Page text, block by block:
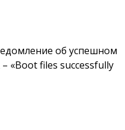
об успешном
«Boot files successfully